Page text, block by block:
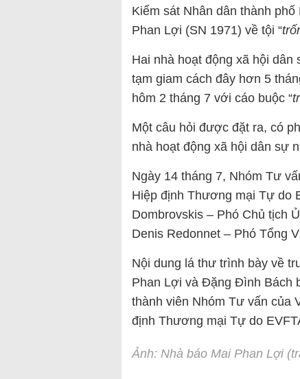
Kiểm sát Nhân dân thành
Phan Lợi (SN 1971) về tội “
Hai nhà hoạt động xã hội
tạm giam cách đây hơn 5
hôm 2 tháng 7 với cáo buộc “
Một câu hỏi được đặt ra, có
nhà hoạt động xã hội dân sự
Ngày 14 tháng 7, Nhóm Tư
Hiệp định Thương mại Tự do
Dombrovskis – Phó Chủ tịch
Denis Redonnet – Phó Tổng
Nội dung lá thư trình bày về
Phan Lợi và Đặng Đình Bách
thành viên Nhóm Tư vấn của
định Thương mại Tự do
Ảnh: Nhà báo Mai Phan Lợi